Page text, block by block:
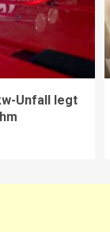
Unfall legt